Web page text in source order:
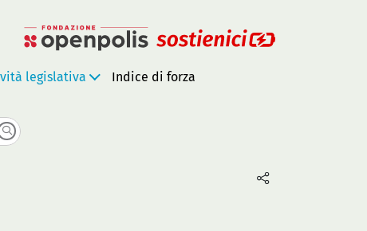
legislativa Indice di forza